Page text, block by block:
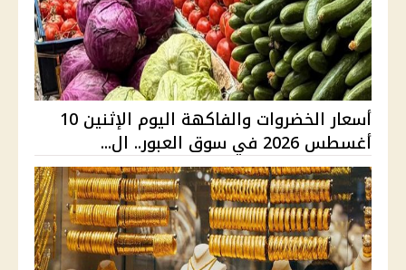
أسعار الخضروات والفاكهة اليوم الإثنين 10
أغسطس 2026 في سوق العبور.. ال...